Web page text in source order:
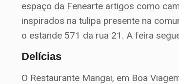
espaço da Fenearte artigos como
inspirados na tulipa presente na
o estande 571 da rua 21. A feira
Delícias
O Restaurante Mangai, em Boa